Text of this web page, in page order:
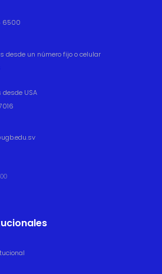
6500
desde un número fijo o celular
desde USA